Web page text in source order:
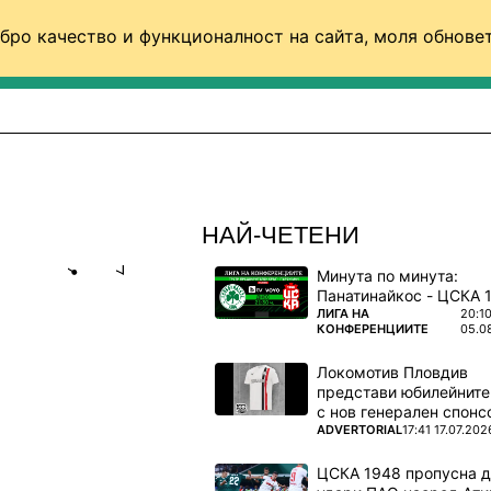
качество и функционалност на сайта, моля
НАЙ-ЧЕТЕНИ
Минута по минута:
ПОВЕЧЕ ОТ
ЛИГА НА
КОНФЕРЕНЦИИТЕ
20:10
Локомотив Пловдив
представи
с нов генерален
ПОВЕЧЕ ОТ
ADVERTORIAL17:41
ЦСКА 1948 пропусна